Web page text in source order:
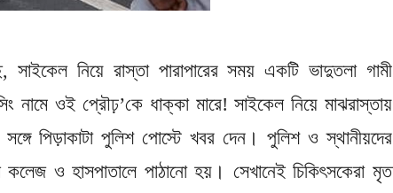
নিয়ে রাস্তা পারাপারের সময় একটি ভাদুতলা গামী
নামে ওই প্রৌঢ়’কে ধাক্কা মারে! সাইকেল নিয়ে মাঝরাস্তায়
সঙ্গে পিড়াকাটা পুলিশ পোস্টে খবর দেন। পুলিশ ও স্থানীয়দের
কলেজ ও হাসপাতালে পাঠানো হয়। সেখানেই চিকিৎসকেরা মৃত